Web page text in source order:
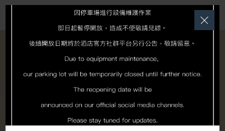
English
Close